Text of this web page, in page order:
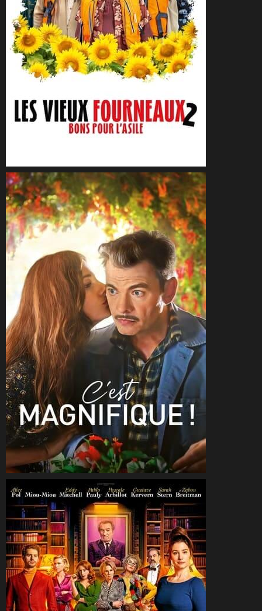
CineSam 31 août 2022
CineSam 8 juin 2022